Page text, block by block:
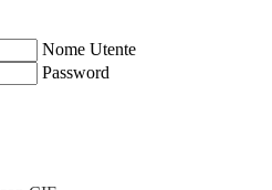
Nome Utente
Password